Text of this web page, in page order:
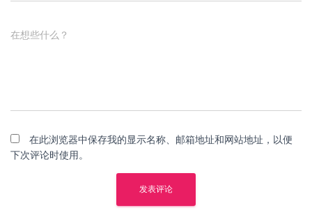
在想些什么？
在此浏览器中保存我的显示名称、邮箱地址和网站地址，以便
下次评论时使用。